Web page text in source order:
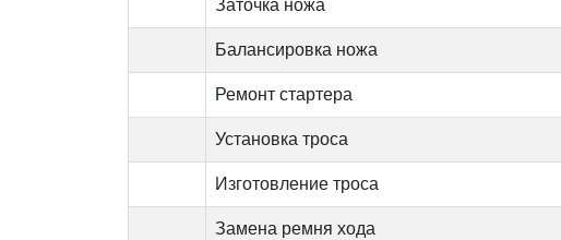
Заточка ножа
Балансировка ножа
Ремонт стартера
Установка троса
Изготовление троса
Замена ремня хода